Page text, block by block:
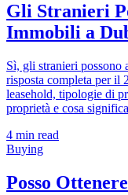
Gli Stranieri
Immobili a
Sì, gli stranieri possono
risposta completa per il
leasehold, tipologie di
proprietà e cosa
4 min read
Buying
Posso